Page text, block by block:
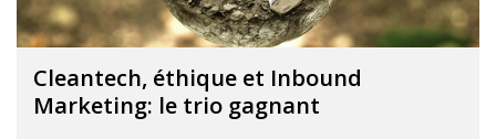
Cleantech, éthique et Inbound
Marketing: le trio gagnant